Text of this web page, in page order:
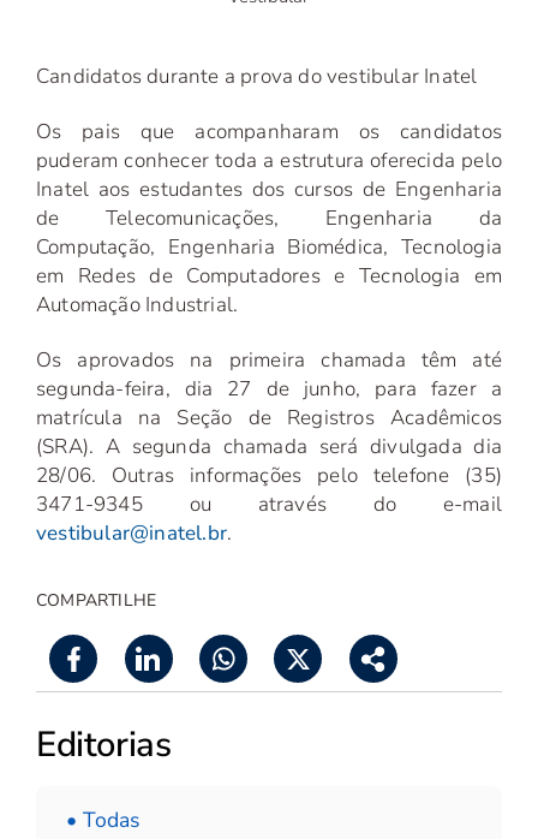
Candidatos durante a prova do vestibular Inatel
Os pais que acompanharam os candidatos
puderam conhecer toda a estrutura oferecida pelo
Inatel aos estudantes dos cursos de Engenharia
de Telecomunicações, Engenharia da
Computação, Engenharia Biomédica, Tecnologia
em Redes de Computadores e Tecnologia em
Automação Industrial.
Os aprovados na primeira chamada têm até
segunda-feira, dia 27 de junho, para fazer a
matrícula na Seção de Registros Acadêmicos
(SRA). A segunda chamada será divulgada dia
28/06. Outras informações pelo telefone (35)
3471-9345 ou através do e-mail
vestibular@inatel.br.
COMPARTILHE
Editorias
• Todas